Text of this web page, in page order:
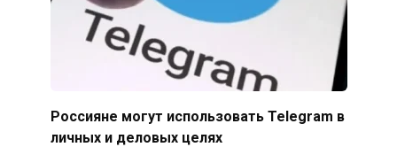
Россияне могут использовать Telegram в
личных и деловых целях